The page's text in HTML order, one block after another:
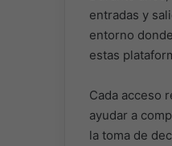
entradas y
entorno
estas
Cada acceso
ayudar a
la toma de